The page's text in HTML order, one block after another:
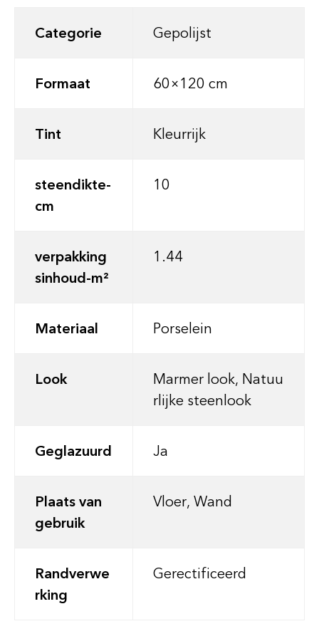
Categorie Gepolijst
Formaat 60×120 cm
Tint Kleurrijk
steendikte-
cm
10
verpakking
sinhoud-m²
1.44
Materiaal Porselein
Look
Marmer look, Natuu
rlijke steenlook
Geglazuurd Ja
Plaats van
gebruik
Vloer, Wand
Randverwe
rking
Gerectificeerd